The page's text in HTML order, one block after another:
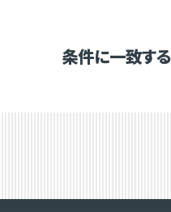
条件に一致す